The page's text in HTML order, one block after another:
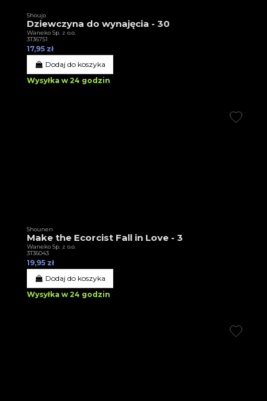
Shoujo
Dziewczyna do wynajęcia - 30
Waneko Sp. z o.o.
3T36751
17,95 zł
Dodaj do koszyka
Wysyłka w 24 godzin
Shounen
Make the Ecorcist Fall in Love - 3
Waneko Sp. z o.o.
3T36043
19,95 zł
Dodaj do koszyka
Wysyłka w 24 godzin